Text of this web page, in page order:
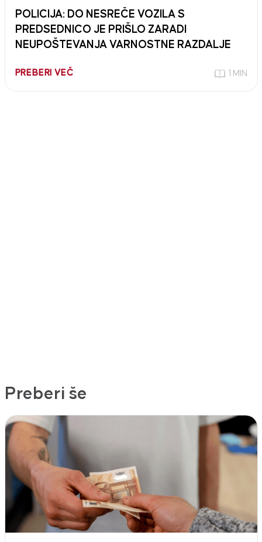
POLICIJA: DO NESREČE VOZILA S
PREDSEDNICO JE PRIŠLO ZARADI
NEUPOŠTEVANJA VARNOSTNE RAZDALJE
PREBERI VEČ 1 MIN
Preberi še